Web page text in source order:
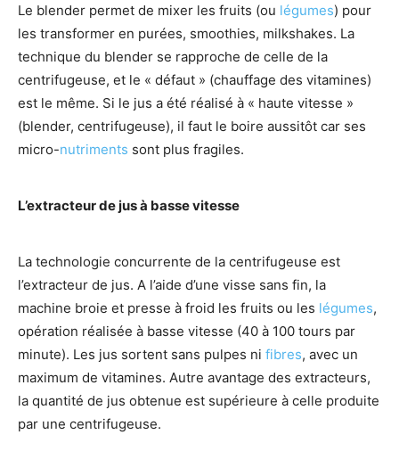
Le blender permet de mixer les fruits (ou légumes) pour
les transformer en purées, smoothies, milkshakes. La
technique du blender se rapproche de celle de la
centrifugeuse, et le « défaut » (chauffage des vitamines)
est le même. Si le jus a été réalisé à « haute vitesse »
(blender, centrifugeuse), il faut le boire aussitôt car ses
micro-nutriments sont plus fragiles.
L’extracteur de jus à basse vitesse
La technologie concurrente de la centrifugeuse est
l’extracteur de jus. A l’aide d’une visse sans fin, la
machine broie et presse à froid les fruits ou les légumes,
opération réalisée à basse vitesse (40 à 100 tours par
minute). Les jus sortent sans pulpes ni fibres, avec un
maximum de vitamines. Autre avantage des extracteurs,
la quantité de jus obtenue est supérieure à celle produite
par une centrifugeuse.